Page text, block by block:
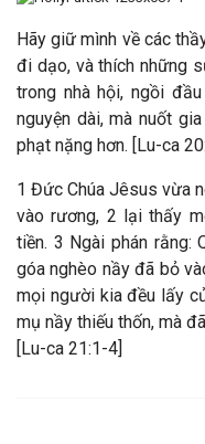
Hãy giữ mình về các
đi dạo, và thích những
trong nhà hội, ngồi
nguyện dài, mà nuốt
phạt nặng hơn. [Lu-ca
1 Đức Chúa Jêsus vừa
vào rương, 2 lại thấy
tiền. 3 Ngài phán rằng:
góa nghèo nầy đã bỏ
mọi người kia đều lấy
mụ nầy thiếu thốn, mà
[Lu-ca 21:1-4]